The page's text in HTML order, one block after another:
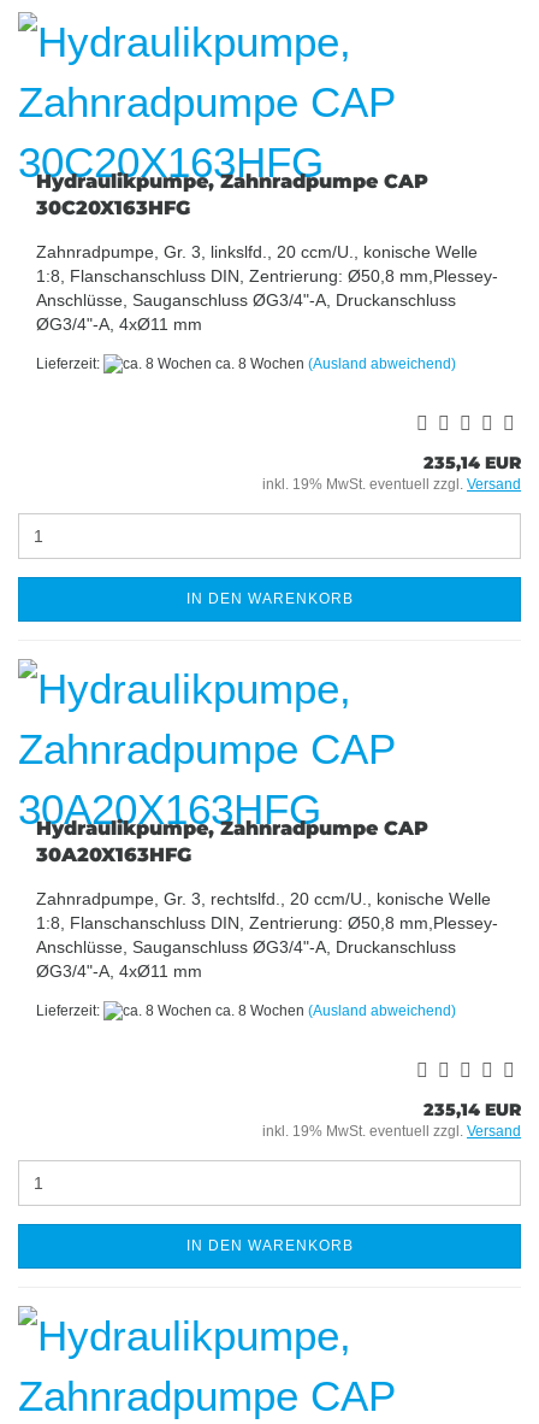
Hydraulikpumpe, Zahnradpumpe CAP
30C20X163HFG
Zahnradpumpe, Gr. 3, linkslfd., 20 ccm/U., konische Welle
1:8, Flanschanschluss DIN, Zentrierung: Ø50,8 mm,Plessey-
Anschlüsse, Sauganschluss ØG3/4"-A, Druckanschluss
ØG3/4"-A, 4xØ11 mm
Lieferzeit: ca. 8 Wochen (Ausland abweichend)
235,14 EUR
inkl. 19% MwSt. eventuell zzgl. Versand
IN DEN WARENKORB
Hydraulikpumpe, Zahnradpumpe CAP
30A20X163HFG
Zahnradpumpe, Gr. 3, rechtslfd., 20 ccm/U., konische Welle
1:8, Flanschanschluss DIN, Zentrierung: Ø50,8 mm,Plessey-
Anschlüsse, Sauganschluss ØG3/4"-A, Druckanschluss
ØG3/4"-A, 4xØ11 mm
Lieferzeit: ca. 8 Wochen (Ausland abweichend)
235,14 EUR
inkl. 19% MwSt. eventuell zzgl. Versand
IN DEN WARENKORB